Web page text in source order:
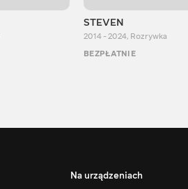
STEVEN
2014 - 2024, Rozrywka
BEZPŁATNIE
Na urządzeniach